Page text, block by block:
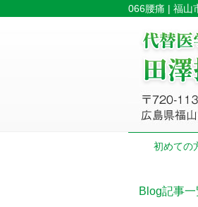
066腰痛 | 福山
初めての
Blog記事一